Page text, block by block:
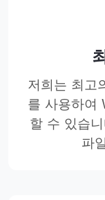
저희는 최고
를 사용하여
할 수 있습
파